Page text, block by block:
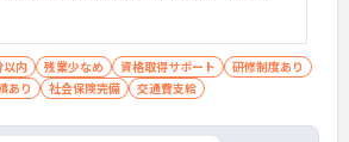
以内 残業少なめ 資格取得サポート
研修制度あり
あり
社会保険完備 交通費支給